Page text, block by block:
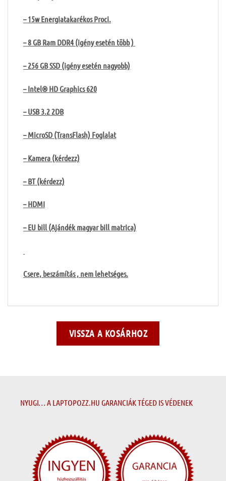
– 15w Energiatakarékos Proci.
– 8 GB Ram DDR4 (igény esetén több )
– 256 GB SSD (igény esetén nagyobb)
– Intel® HD Graphics 620
– USB 3.2 2DB
– MicroSD (TransFlash) Foglalat
– Kamera (kérdezz)
– BT (kérdezz)
– HDMI
– EU bill (Ajándék magyar bill matrica)
Csere, beszámítás , nem lehetséges.
VISSZA A KOSÁRHOZ
NYUGI… A LAPTOPOZZ.HU GARANCIÁK TÉGED IS VÉDENEK